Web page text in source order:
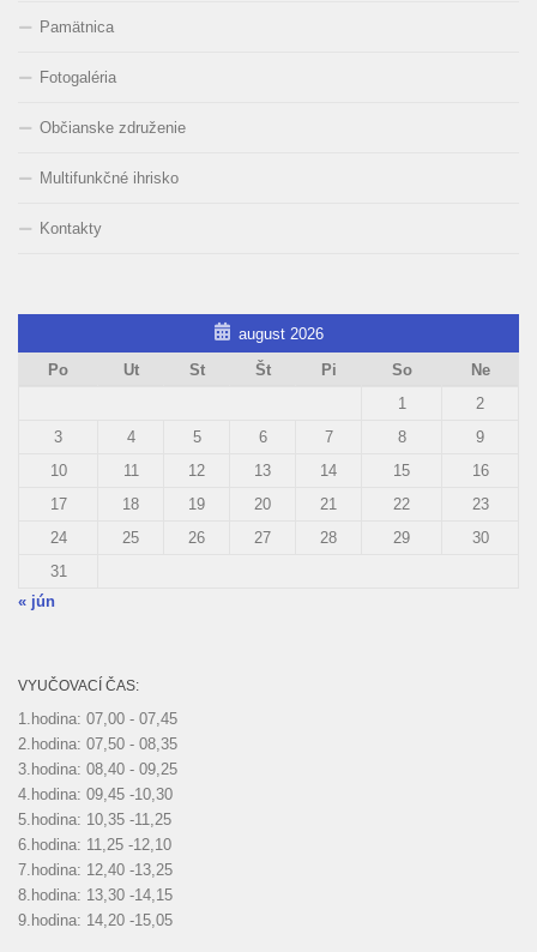
Pamätnica
Fotogaléria
Občianske združenie
Multifunkčné ihrisko
Kontakty
august 2026
Po
Ut St Št Pi So
Ne
1
2
3
4 5 6 7 8
9
10
11 12 13 14 15
16
17
18 19 20 21 22
23
24
25 26 27 28 29
30
31
« jún
VYUČOVACÍ ČAS:
1.hodina: 07,00 - 07,45
2.hodina: 07,50 - 08,35
3.hodina: 08,40 - 09,25
4.hodina: 09,45 -10,30
5.hodina: 10,35 -11,25
6.hodina: 11,25 -12,10
7.hodina: 12,40 -13,25
8.hodina: 13,30 -14,15
9.hodina: 14,20 -15,05